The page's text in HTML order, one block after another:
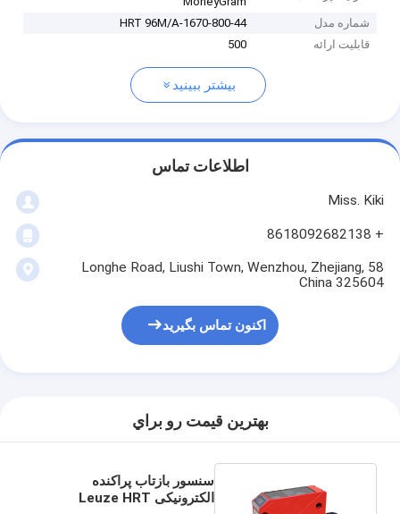
شماره مدل
HRT 96M/A-1670-800-44
قابلیت ارائه
500
بیشتر ببینید
اطلاعات تماس
Miss. Kiki
+ 8618092682138
58 Longhe Road, Liushi Town, Wenzhou, Zhejiang,
China 325604
اکنون تماس بگیرید
بهترين قيمت رو براي
سنسور بازتاب پراکنده
الکترونیکی Leuze HRT